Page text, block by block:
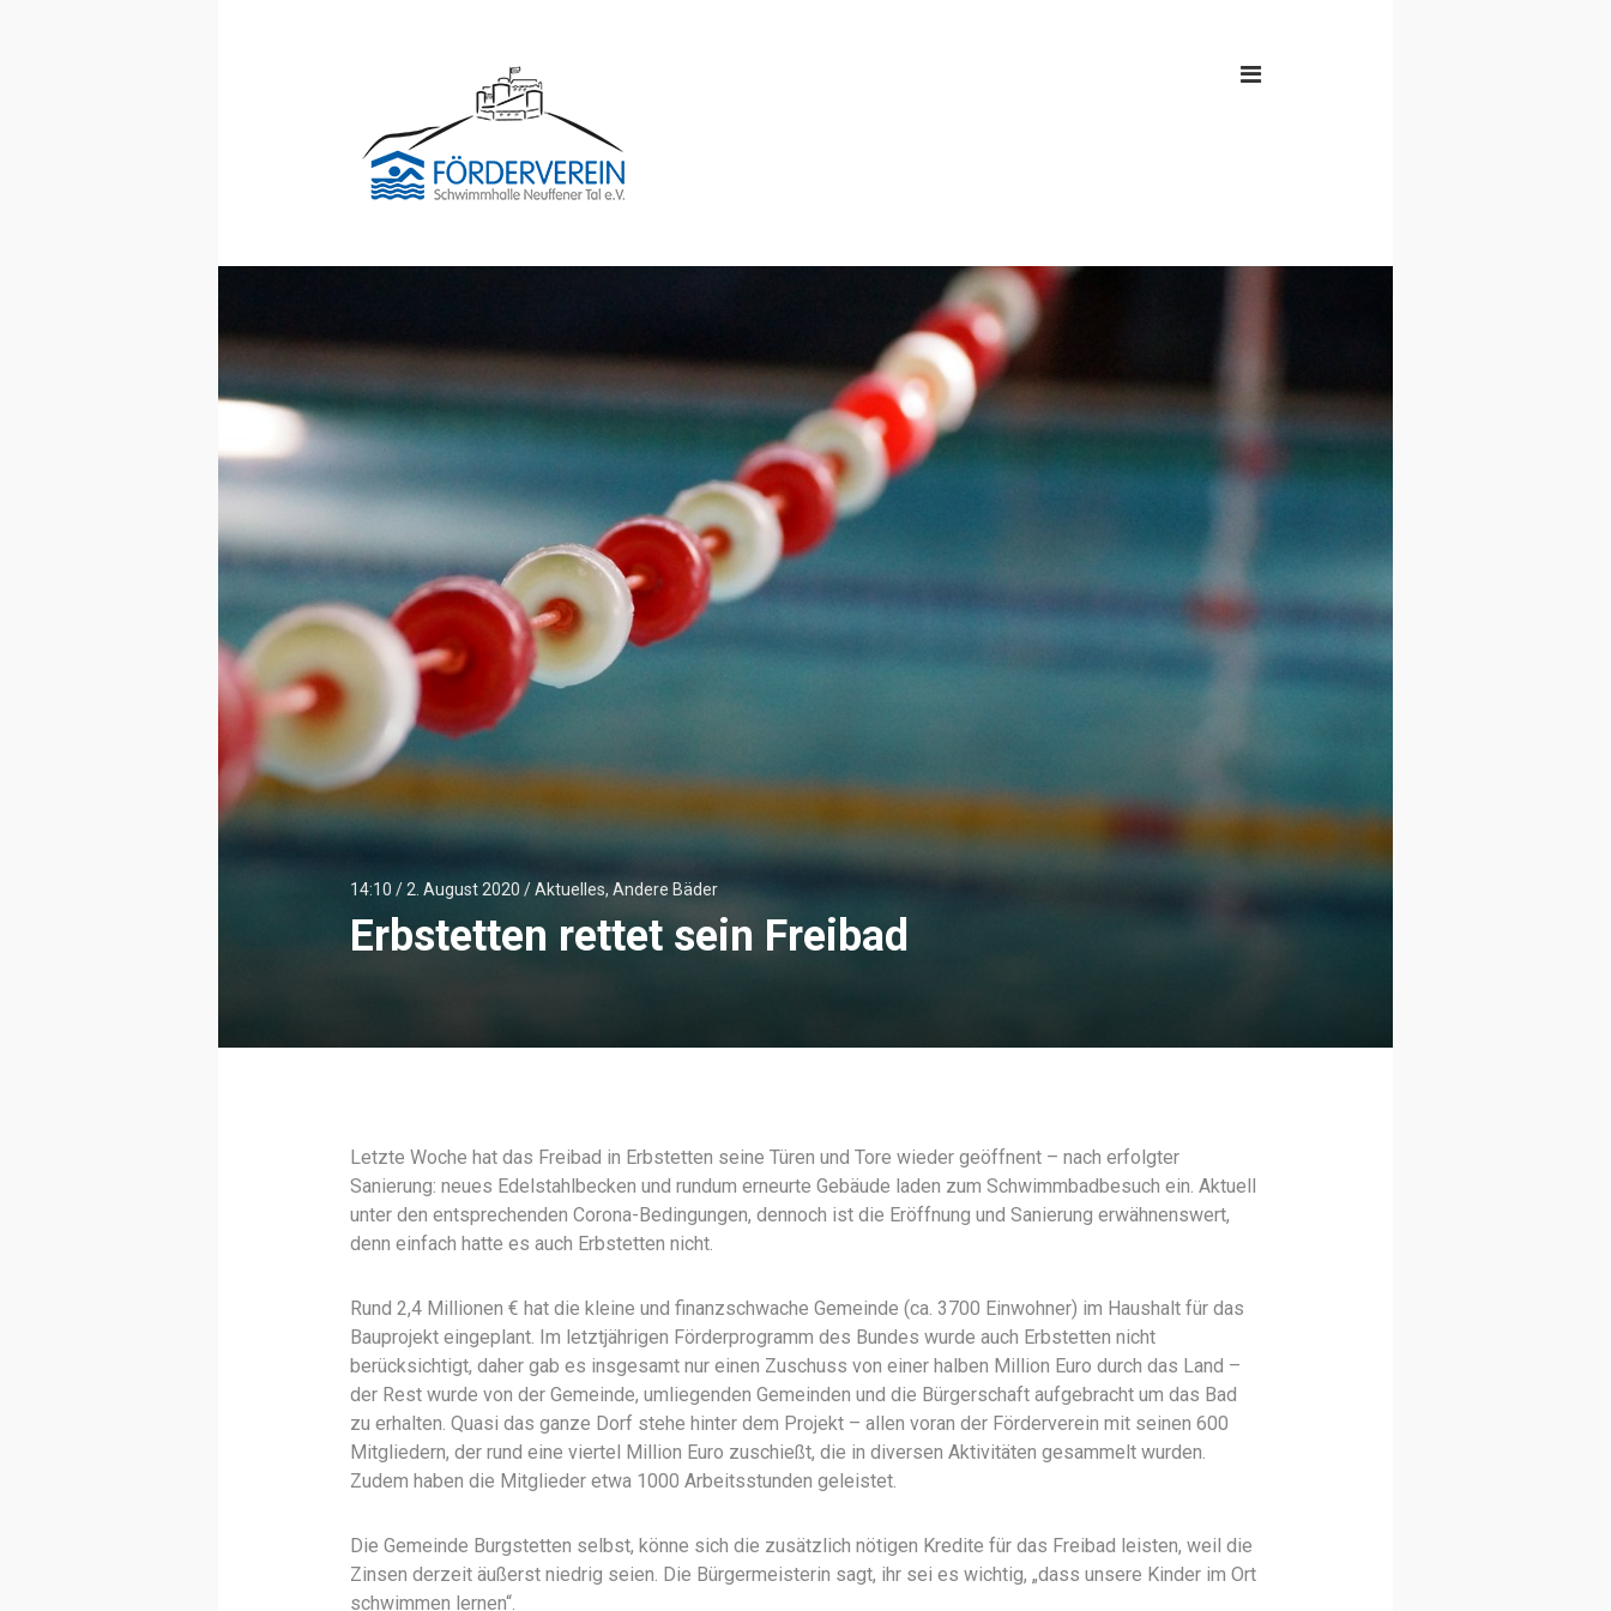
14:10 /2. August 2020 /Aktuelles, Andere Bäder
Erbstetten rettet sein Freibad
Letzte Woche hat das Freibad in Erbstetten seine Türen und Tore wieder geöffnent – nach erfolgter
Sanierung: neues Edelstahlbecken und rundum erneurte Gebäude laden zum Schwimmbadbesuch ein. Aktuell
unter den entsprechenden Corona-Bedingungen, dennoch ist die Eröffnung und Sanierung erwähnenswert,
denn einfach hatte es auch Erbstetten nicht.
Rund 2,4 Millionen € hat die kleine und finanzschwache Gemeinde (ca. 3700 Einwohner) im Haushalt für das
Bauprojekt eingeplant. Im letztjährigen Förderprogramm des Bundes wurde auch Erbstetten nicht
berücksichtigt, daher gab es insgesamt nur einen Zuschuss von einer halben Million Euro durch das Land –
der Rest wurde von der Gemeinde, umliegenden Gemeinden und die Bürgerschaft aufgebracht um das Bad
zu erhalten. Quasi das ganze Dorf stehe hinter dem Projekt – allen voran der Förderverein mit seinen 600
Mitgliedern, der rund eine viertel Million Euro zuschießt, die in diversen Aktivitäten gesammelt wurden.
Zudem haben die Mitglieder etwa 1000 Arbeitsstunden geleistet.
Die Gemeinde Burgstetten selbst, könne sich die zusätzlich nötigen Kredite für das Freibad leisten, weil die
Zinsen derzeit äußerst niedrig seien. Die Bürgermeisterin sagt, ihr sei es wichtig, „dass unsere Kinder im Ort
schwimmen lernen“.